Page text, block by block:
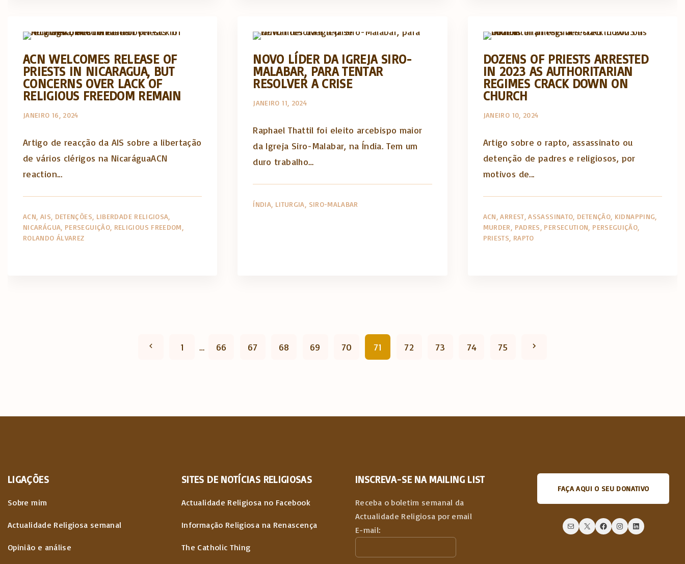
ACN WELCOMES RELEASE OF
PRIESTS IN NICARAGUA, BUT
CONCERNS OVER LACK OF
RELIGIOUS FREEDOM REMAIN
JANEIRO 16, 2024
Artigo de reacção da AIS sobre a libertação
de vários clérigos na NicaráguaACN
reaction...
ACN AIS DETENÇÕES LIBERDADE RELIGIOSA
NICARÁGUA PERSEGUIÇÃO RELIGIOUS FREEDOM
ROLANDO ÁLVAREZ
NOVO LÍDER DA IGREJA SIRO-
MALABAR, PARA TENTAR
RESOLVER A CRISE
JANEIRO 11, 2024
Raphael Thattil foi eleito arcebispo maior
da Igreja Siro-Malabar, na Índia. Tem um
duro trabalho…
ÍNDIA LITURGIA SIRO-MALABAR
DOZENS OF PRIESTS ARRESTED
IN 2023 AS AUTHORITARIAN
REGIMES CRACK DOWN ON
CHURCH
JANEIRO 10, 2024
Artigo sobre o rapto, assassinato ou
detenção de padres e religiosos, por
motivos de...
ACN ARREST ASSASSINATO DETENÇÃO KIDNAPPING
MURDER
PADRES PERSECUTION PERSEGUIÇÃO
PRIESTS RAPTO
ç
o
P 1 … 66 67 68 69 70 71 72 73 74 75 N
LIGAÇÕES
Sobre mim
Actualidade Religiosa semanal
Opinião e análise
SITES DE NOTÍCIAS RELIGIOSAS
Actualidade Religiosa no Facebook
Informação Religiosa na Renascença
The Catholic Thing
INSCREVA-SE NA MAILING LIST
Receba o boletim semanal da
Actualidade Religiosa por email
E-mail:
FAÇA AQUI O SEU DONATIVO
Mail X Facebook Instagram LinkedIn